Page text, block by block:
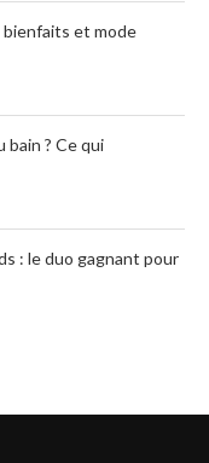
bienfaits et mode
bain ? Ce qui
: le duo gagnant pour